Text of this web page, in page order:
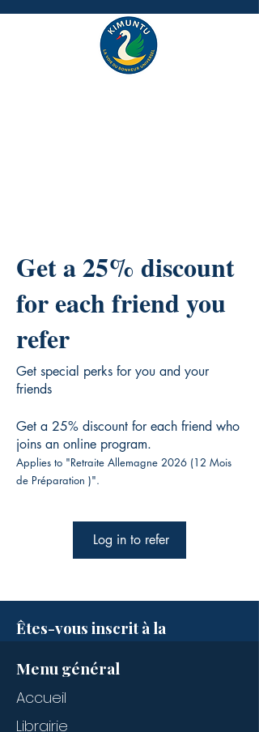
Get a 25% discount
for each friend you
refer
Get special perks for you and your
friends
Get a 25% discount for each friend who
joins an online program.
Applies to "Retraite Allemagne 2026 (12 Mois
de Préparation )".
Log in to refer
Êtes-vous inscrit à la
Soyez tenus informés des
évènements des annonces
Menu général
Accueil
Librairie